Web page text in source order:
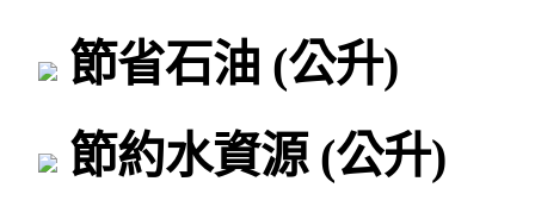
節省石油 (公升)
節約水資源 (公升)